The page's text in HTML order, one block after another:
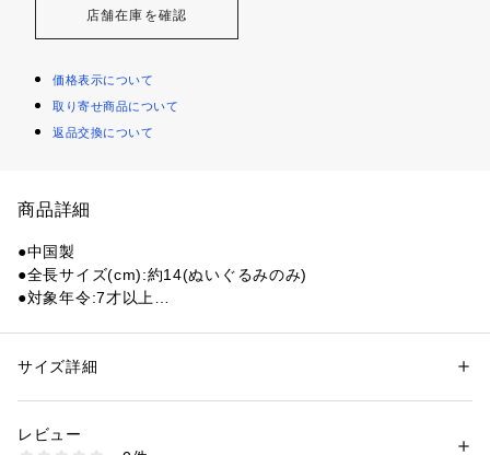
店舗在庫を確認
価格表示について
取り寄せ商品について
返品交換について
商品詳細
●中国製
●全長サイズ(cm):約14(ぬいぐるみのみ)
●対象年令:7才以上
ケケ
●手先についているゴムとボタンで、モケケ同士で手をつない
性別：レディース
商品番号：
サイズ詳細
レビュー